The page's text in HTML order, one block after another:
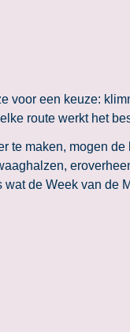
voor een keuze:
route werkt het
te maken, mogen de
de Week van de